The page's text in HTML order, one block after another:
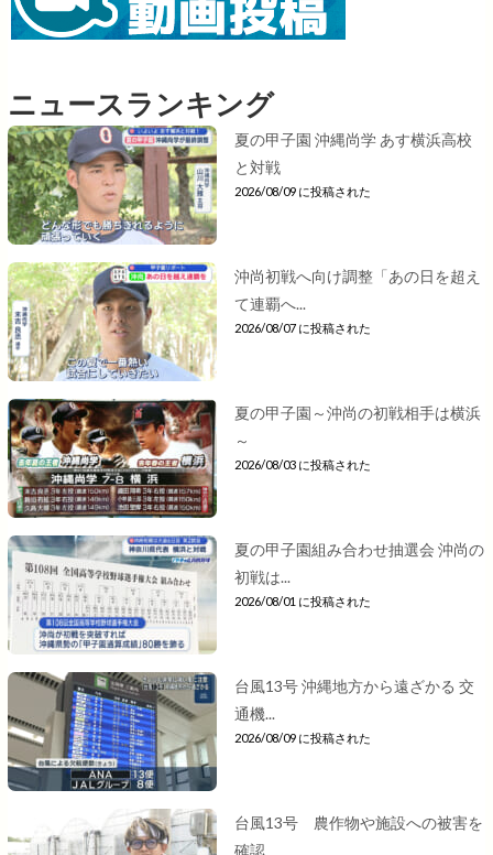
ニュースランキング
夏の甲子園 沖縄尚学 あす横浜高校
と対戦
2026/08/09 に投稿された
沖尚初戦へ向け調整「あの日を超え
て連覇へ...
2026/08/07 に投稿された
夏の甲子園～沖尚の初戦相手は横浜
～
2026/08/03 に投稿された
夏の甲子園組み合わせ抽選会 沖尚の
初戦は...
2026/08/01 に投稿された
台風13号 沖縄地方から遠ざかる 交
通機...
2026/08/09 に投稿された
台風13号 農作物や施設への被害を
確認